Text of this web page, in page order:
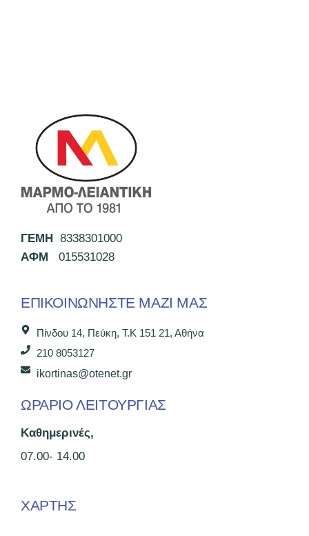
ΓΕΜΗ 8338301000
ΑΦΜ 015531028
ΕΠΙΚΟΙΝΩΝΉΣΤΕ ΜΑΖΊ ΜΑΣ
Πίνδου 14, Πεύκη, Τ.Κ 151 21, Αθήνα
210 8053127
ikortinas@otenet.gr
ΩΡΑΡΙΟ ΛΕΙΤΟΥΡΓΙΑΣ
Καθημερινές,
07.00- 14.00
ΧΑΡΤΗΣ